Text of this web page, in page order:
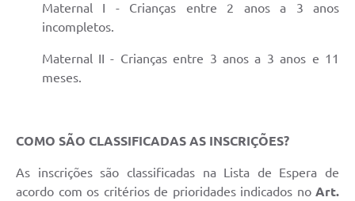
Maternal I - Crianças entre 2 anos a 3 anos
incompletos.
Maternal II - Crianças entre 3 anos a 3 anos e 11
meses.
COMO SÃO CLASSIFICADAS AS INSCRIÇÕES?
As inscrições são classificadas na Lista de Espera de
acordo com os critérios de prioridades indicados no Art.